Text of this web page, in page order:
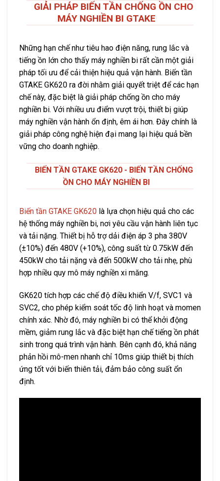
GIẢI PHÁP BIẾN TẦN CHỐNG ỒN CHO
MÁY NGHIỀN BI GTAKE
Những hạn chế như tiêu hao điện năng, rung lắc và
tiếng ồn lớn cho thấy máy nghiền bi rất cần một giải
pháp tối ưu để cải thiện hiệu quả vận hành. Biến tần
GTAKE GK620 ra đời nhằm giải quyết triệt để các hạn
chế này, đặc biệt là giải pháp chống ồn cho máy
nghiền bi. Với nhiều ưu điểm vượt trội, thiết bị giúp
máy nghiền vận hành ổn định, êm ái hơn. Đây chính là
giải pháp công nghệ hiện đại mang lại hiệu quả bền
vững cho doanh nghiệp.
BIẾN TẦN GTAKE GK620 - BIẾN TẦN CHỐNG
ỒN CHO MÁY NGHIỀN BI
Biến tần GTAKE GK620 là lựa chọn hiệu quả cho các
hệ thống máy nghiền bi, nơi yêu cầu vận hành liên tục
và tải nặng. Thiết bị hỗ trợ dải điện áp 3 pha 380V
(±10%) đến 480V (+10%), công suất từ 0.75kW đến
450kW cho tải nặng và đến 500kW cho tải nhẹ, phù
hợp nhiều quy mô máy nghiền xi măng.
GK620 tích hợp các chế độ điều khiển V/f, SVC1 và
SVC2, cho phép kiểm soát tốc độ linh hoạt và momen
chính xác. Nhờ đó, máy nghiền bi có thể khởi động
mềm, giảm rung lắc và đặc biệt hạn chế tiếng ồn phát
sinh trong quá trình vận hành. Bên cạnh đó, khả năng
phản hồi mô-men nhanh chỉ 10ms giúp thiết bị thích
ứng tốt với biến thiên tải, đảm bảo công suất ổn
định.